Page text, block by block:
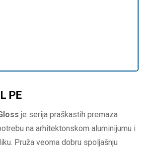
PE
je serija praškastih premaza
na arhitektonskom aluminijumu i
Pruža veoma dobru spoljašnju